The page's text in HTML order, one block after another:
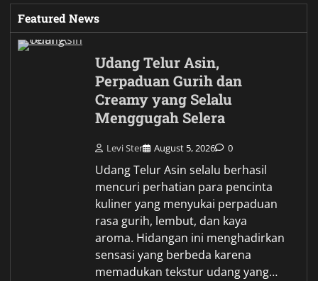
Featured News
Udang Telur Asin,
Perpaduan Gurih dan
Creamy yang Selalu
Menggugah Selera
Levi Ster August 5, 2026 0
Udang Telur Asin selalu berhasil
mencuri perhatian para pencinta
kuliner yang menyukai perpaduan
rasa gurih, lembut, dan kaya
aroma. Hidangan ini menghadirkan
sensasi yang berbeda karena
memadukan tekstur udang yang…